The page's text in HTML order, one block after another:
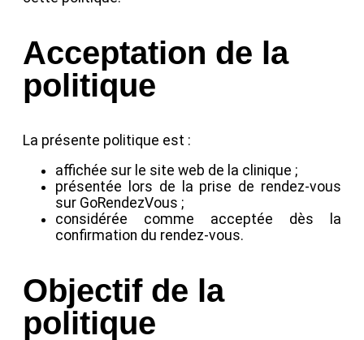
Acceptation de la
politique
La présente politique est :
affichée sur le site web de la clinique ;
présentée lors de la prise de rendez-vous
sur GoRendezVous ;
considérée comme acceptée dès la
confirmation du rendez-vous.
Objectif de la
politique